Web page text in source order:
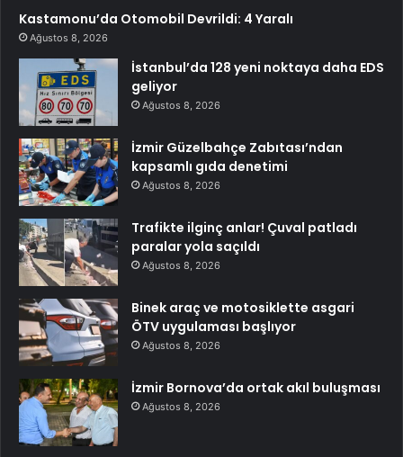
Kastamonu’da Otomobil Devrildi: 4 Yaralı
Ağustos 8, 2026
İstanbul’da 128 yeni noktaya daha EDS
geliyor
Ağustos 8, 2026
İzmir Güzelbahçe Zabıtası’ndan
kapsamlı gıda denetimi
Ağustos 8, 2026
Trafikte ilginç anlar! Çuval patladı
paralar yola saçıldı
Ağustos 8, 2026
Binek araç ve motosiklette asgari
ÖTV uygulaması başlıyor
Ağustos 8, 2026
İzmir Bornova’da ortak akıl buluşması
Ağustos 8, 2026